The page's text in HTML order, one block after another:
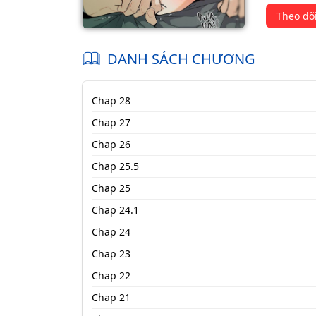
Theo
DANH SÁCH CHƯƠNG
Chap 28
Chap 27
Chap 26
Chap 25.5
Chap 25
Chap 24.1
Chap 24
Chap 23
Chap 22
Chap 21